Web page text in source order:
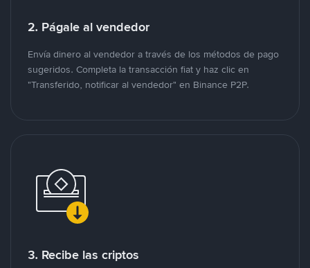
2. Págale al vendedor
Envía dinero al vendedor a través de los métodos de pago
sugeridos. Completa la transacción fiat y haz clic en
"Transferido, notificar al vendedor" en Binance P2P.
3. Recibe las criptos